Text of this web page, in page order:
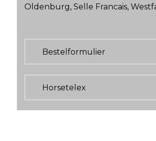
Oldenburg, Selle Francais,
Bestelformulier
Horsetelex